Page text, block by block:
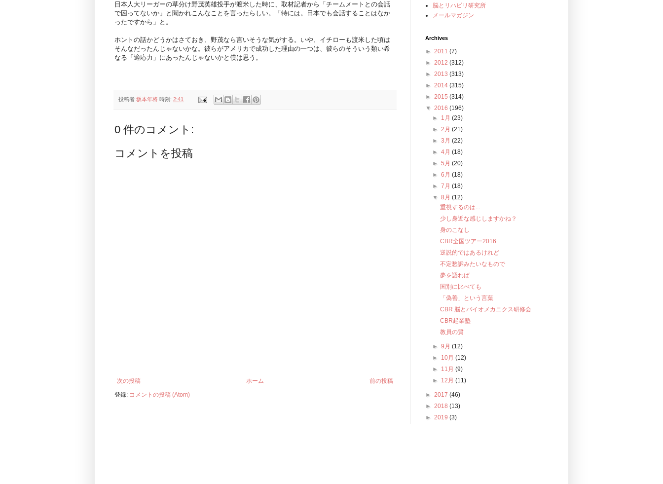
日本人大リーガーの草分け野茂英雄投手が渡米した時に、取材記者から「チームメートとの会話
で困ってないか」と聞かれこんなことを言ったらしい。「特には。日本でも会話することはなか
ったですから」と。
ホントの話かどうかはさておき、野茂なら言いそうな気がする。いや、イチローも渡米した頃は
そんなだったんじゃないかな。彼らがアメリカで成功した理由の一つは、彼らのそういう類い希
なる「適応力」にあったんじゃないかと僕は思う。
投稿者 坂本年将 時刻: 2:41
0 件のコメント:
コメントを投稿
次の投稿 前の投稿
ホーム
登録: コメントの投稿 (Atom)
脳とリハビリ研究所
メールマガジン
Archives
► 2011 (7)
► 2012 (312)
► 2013 (313)
► 2014 (315)
► 2015 (314)
▼ 2016 (196)
► 1月(23)
►2月(21)
►3月(22)
►4月(18)
►5月(20)
►6月(18)
►7月(18)
▼8月(12)
重視するのは...
少し身近な感じしますかね？
身のこなし
CBR全国ツアー2016
逆説的ではあるけれど
不定愁訴みたいなもので
夢を語れば
国別に比べても
「偽善」という言葉
CBR 脳とバイオメカニクス研修会
CBR起業塾
教員の質
►9月(12)
► 10月(12)
► 11月(9)
► 12月(11)
► 2017 (46)
► 2018 (13)
► 2019 (3)